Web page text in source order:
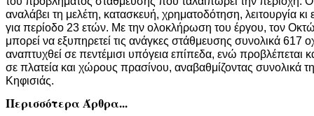
αναλάβει τη μελέτη, κατασκευή, χρηματοδότηση, λειτουργία
για περίοδο 23 ετών. Με την ολοκλήρωση του έργου, τον
μπορεί να εξυπηρετεί τις ανάγκες στάθμευσης συνολικά
αναπτυχθεί σε πεντέμισι υπόγεια επίπεδα, ενώ προβλέπεται
σε πλατεία και χώρους πρασίνου, αναβαθμίζοντας συνολικά
Κηφισιάς.
Περισσότερα Άρθρα...